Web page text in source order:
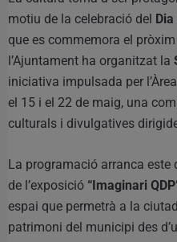
motiu de la celebració del
que es commemora el
l’Ajuntament ha organitzat la
iniciativa impulsada per
el 15 i el 22 de maig, una
culturals i divulgatives
La programació arranca
de l’exposició “Imaginari
espai que permetrà a la
patrimoni del municipi des